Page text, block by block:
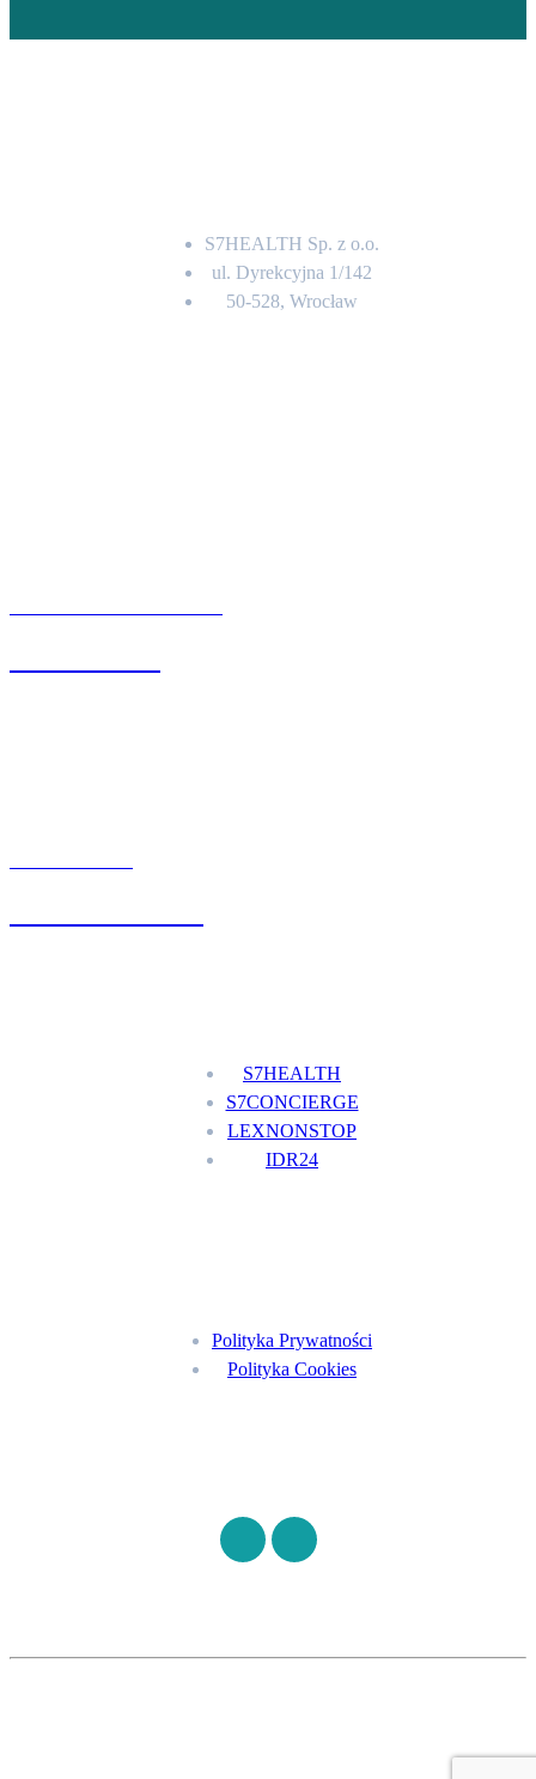
S7HEALTH Sp. z o.o.
ul. Dyrekcyjna 1/142
50-528, Wrocław
S7HEALTH
S7CONCIERGE
LEXNONSTOP
IDR24
Polityka Prywatności
Polityka Cookies